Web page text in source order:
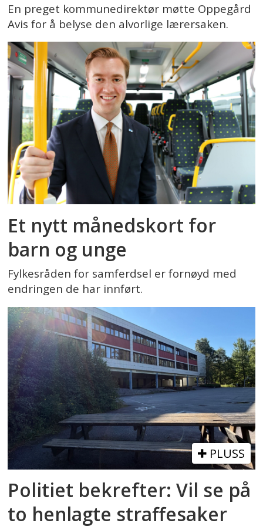
En preget kommunedirektør møtte Oppegård
Avis for å belyse den alvorlige lærersaken.
Et nytt månedskort for
barn og unge
Fylkesråden for samferdsel er fornøyd med
endringen de har innført.
PLUSS
Politiet bekrefter: Vil se på
to henlagte straffesaker